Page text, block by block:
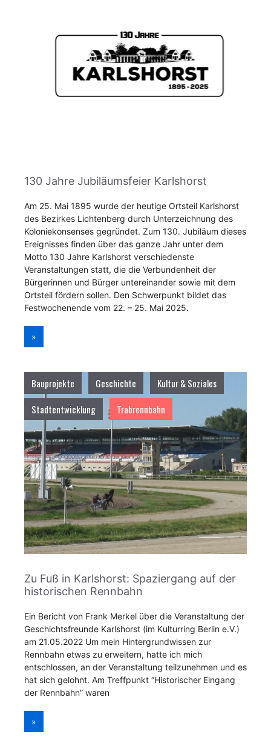
130 Jahre Jubiläumsfeier Karlshorst
Am 25. Mai 1895 wurde der heutige Ortsteil Karlshorst
des Bezirkes Lichtenberg durch Unterzeichnung des
Koloniekonsenses gegründet. Zum 130. Jubiläum dieses
Ereignisses finden über das ganze Jahr unter dem
Motto 130 Jahre Karlshorst verschiedenste
Veranstaltungen statt, die die Verbundenheit der
Bürgerinnen und Bürger untereinander sowie mit dem
Ortsteil fördern sollen. Den Schwerpunkt bildet das
Festwochenende vom 22. – 25. Mai 2025.
»
Bauprojekte Geschichte
Kultur & Soziales
Stadtentwicklung
Trabrennbahn
Zu Fuß in Karlshorst: Spaziergang auf der
historischen Rennbahn
Ein Bericht von Frank Merkel über die Veranstaltung der
Geschichtsfreunde Karlshorst (im Kulturring Berlin e.V.)
am 21.05.2022 Um mein Hintergrundwissen zur
Rennbahn etwas zu erweitern, hatte ich mich
entschlossen, an der Veranstaltung teilzunehmen und es
hat sich gelohnt. Am Treffpunkt “Historischer Eingang
der Rennbahn” waren
»